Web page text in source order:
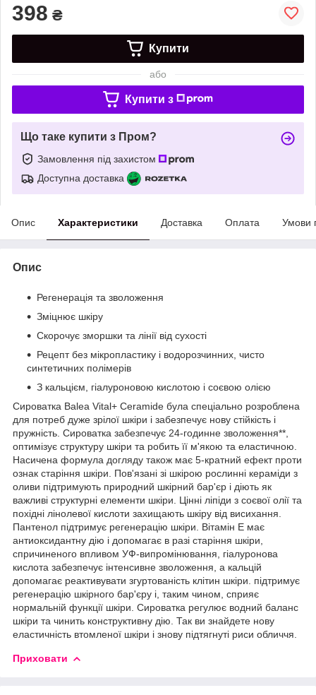
398 ₴
Купити
або
Купити з
Що таке купити з Пром?
Замовлення під захистом
Доступна доставка
Опис Характеристики Доставка Оплата Умови
Опис
Регенерація та зволоження
Зміцнює шкіру
Скорочує зморшки та лінії від сухості
Рецепт без мікропластику і водорозчинних, чисто
синтетичних полімерів
З кальцієм, гіалуроновою кислотою і соєвою олією
Сироватка Balea Vital+ Ceramide була спеціально розроблена
для потреб дуже зрілої шкіри і забезпечує нову стійкість і
пружність. Сироватка забезпечує 24-годинне зволоження**,
оптимізує структуру шкіри та робить її м'якою та еластичною.
Насичена формула догляду також має 5-кратний ефект проти
ознак старіння шкіри. Пов'язані зі шкірою рослинні кераміди з
оливи підтримують природний шкірний бар'єр і діють як
важливі структурні елементи шкіри. Цінні ліпіди з соєвої олії та
похідні лінолевої кислоти захищають шкіру від висихання.
Пантенол підтримує регенерацію шкіри. Вітамін Е має
антиоксидантну дію і допомагає в разі старіння шкіри,
спричиненого впливом УФ-випромінювання, гіалуронова
кислота забезпечує інтенсивне зволоження, а кальцій
допомагає реактивувати згуртованість клітин шкіри. підтримує
регенерацію шкірного бар'єру і, таким чином, сприяє
нормальній функції шкіри. Сироватка регулює водний баланс
шкіри та чинить конструктивну дію. Так ви знайдете нову
еластичність втомленої шкіри і знову підтягнуті риси обличчя.
Приховати